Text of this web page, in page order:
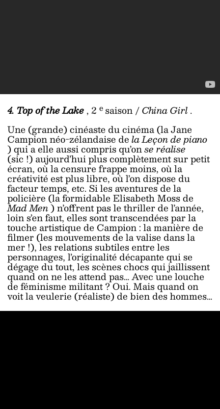
4. Top of the Lake, 2 e saison /China Girl.
Une (grande) cinéaste du cinéma (la Jane
Campion néo-zélandaise dela Leçon de piano
) qui a elle aussi compris qu’onse réalise
(sic !) aujourd’hui plus complètement sur petit
écran, où la censure frappe moins, où la
créativité est plus libre, où l’on dispose du
facteur temps, etc. Si les aventures de la
policière (la formidable Elisabeth Moss de
Mad Men) n’offrent pas le thriller de l’année,
loin s’en faut, elles sont transcendées par la
touche artistique de Campion : la manière de
filmer (les mouvements de la valise dans la
mer !), les relations subtiles entre les
personnages, l’originalité décapante qui se
dégage du tout, les scènes chocs qui jaillissent
quand on ne les attend pas… Avec une louche
de féminisme militant ? Oui. Mais quand on
voit la veulerie (réaliste) de bien des hommes…